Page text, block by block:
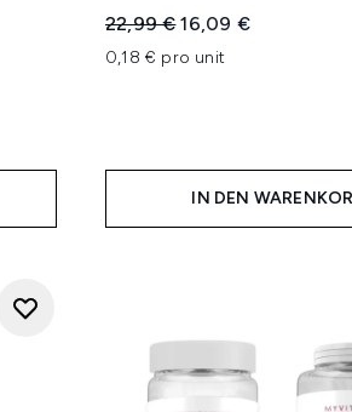
Unverbindliche
22,99 €Aktueller Preis:
16,09 €
0,18 € pro unit
IN DEN